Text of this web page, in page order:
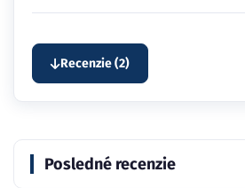
Recenzie (2)
Posledné recenzie